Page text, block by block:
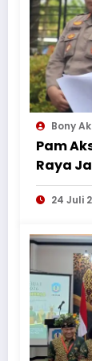
Bony
Pam
Raya
24 Juli